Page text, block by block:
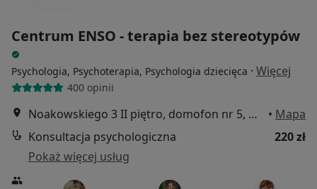
Centrum ENSO - terapia bez stereotypów
Psychologia, Psychoterapia, Psychologia dziecięca · Więcej
400 opinii
Noakowskiego 3 II piętro, domofon nr 5, Gdańsk • Mapa
Konsultacja psychologiczna
220 zł
Pokaż więcej usług